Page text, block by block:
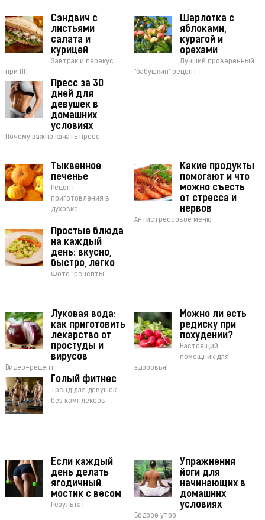
Сэндвич с
листьями
салата и
курицей
Завтрак и перекус
при ПП
Шарлотка с
яблоками,
курагой и
орехами
Лучший проверенный
"бабушкин" рецепт
Пресс за 30
дней для
девушек в
домашних
условиях
Почему важно качать пресс
Тыквенное
печенье
Рецепт
приготовления в
духовке
Какие продукты
помогают и что
можно съесть
от стресса и
нервов
Антистрессовое меню
Простые блюда
на каждый
день: вкусно,
быстро, легко
Фото-рецепты
Луковая вода:
как приготовить
лекарство от
простуды и
вирусов
Видео-рецепт
Можно ли есть
редиску при
похудении?
Настоящий
помощник для
здоровья!
Голый фитнес
Тренд для девушек
без комплексов
Если каждый
день делать
ягодичный
мостик с весом
Результат
Упражнения
йоги для
начинающих в
домашних
условиях
Бодрое утро